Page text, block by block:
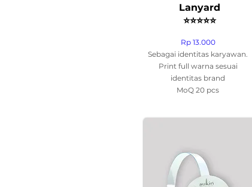
Lanyard
⭐⭐⭐⭐⭐
Rp 13.000
Sebagai identitas karyawan.
Print full warna sesuai
identitas brand
MoQ 20 pcs